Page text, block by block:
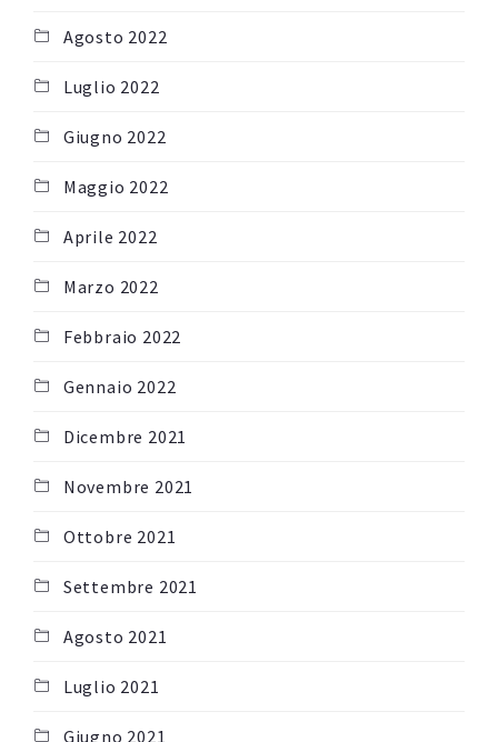
Agosto 2022
Luglio 2022
Giugno 2022
Maggio 2022
Aprile 2022
Marzo 2022
Febbraio 2022
Gennaio 2022
Dicembre 2021
Novembre 2021
Ottobre 2021
Settembre 2021
Agosto 2021
Luglio 2021
Giugno 2021